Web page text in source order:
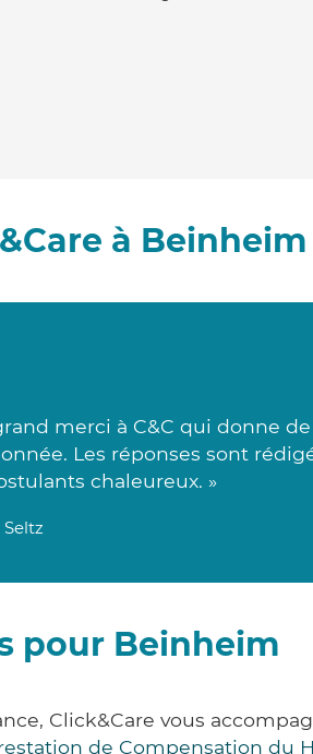
à Beinheim
merci à C&C qui donne
Les réponses sont
chaleureux. »
Seltz
pour Beinheim
Click&Care vous
de Compensation du